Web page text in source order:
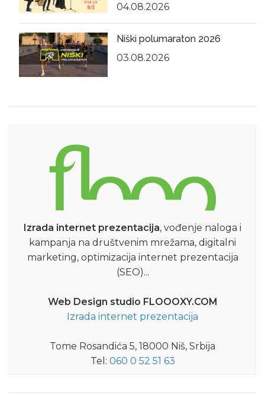
04.08.2026
Niški polumaraton 2026
03.08.2026
Izrada internet prezentacija, vođenje naloga i
kampanja na društvenim mrežama, digitalni
marketing, optimizacija internet prezentacija
(SEO)...
Web Design studio FLOOOXY.COM
Izrada internet prezentacija
Tome Rosandića 5, 18000 Niš, Srbija
Tel: 060 0 52 51 63